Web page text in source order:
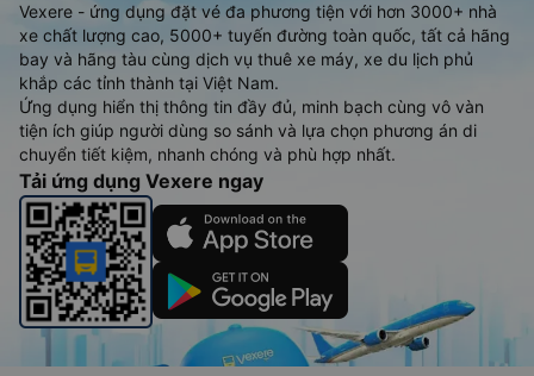
Vexere - ứng dụng đặt vé đa phương tiện với hơn 3000+ nhà
xe chất lượng cao, 5000+ tuyến đường toàn quốc, tất cả hãng
bay và hãng tàu cùng dịch vụ thuê xe máy, xe du lịch phủ
khắp các tỉnh thành tại Việt Nam.
Ứng dụng hiển thị thông tin đầy đủ, minh bạch cùng vô vàn
tiện ích giúp người dùng so sánh và lựa chọn phương án di
chuyển tiết kiệm, nhanh chóng và phù hợp nhất.
Tải ứng dụng Vexere ngay